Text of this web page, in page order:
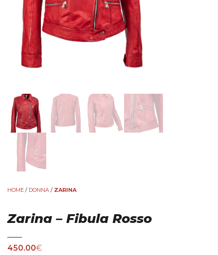
HOME / DONNA / ZARINA
Zarina – Fibula Rosso
450.00€